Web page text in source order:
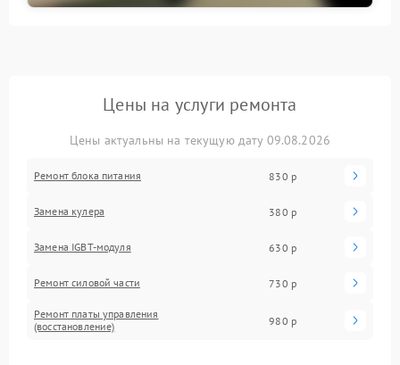
Цены на услуги ремонта
Цены актуальны на текущую дату 09.08.2026
Ремонт блока питания 830 р
Замена кулера 380 р
Замена IGBT-модуля 630 р
Ремонт силовой части 730 р
Ремонт платы управления
(восстановление)
980 р